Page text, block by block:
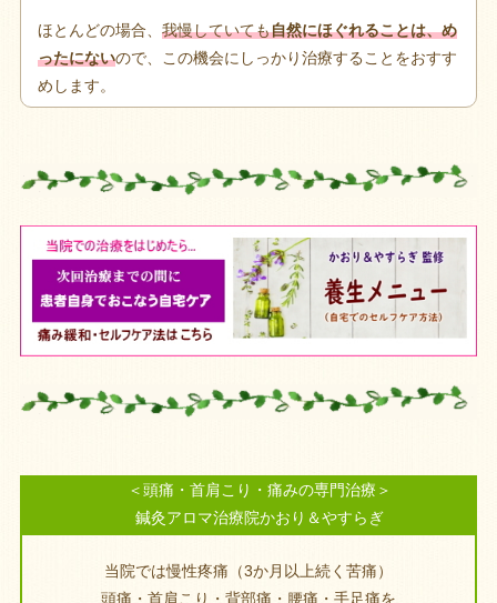
ほとんどの場合、 我慢していても自然にほぐれることは、め
ったにないので、この機会にしっかり治療することをおすす
めします。
＜頭痛・首肩こり・痛みの専門治療＞
鍼灸アロマ治療院かおり＆やすらぎ
当院では慢性疼痛（3か月以上続く苦痛）
頭痛・首肩こり・背部痛・腰痛・手足痛を